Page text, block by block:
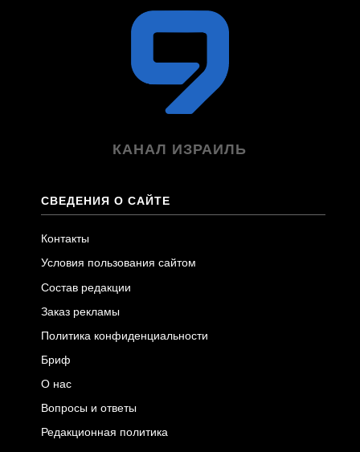
КАНАЛ ИЗРАИЛЬ
СВЕДЕНИЯ О САЙТЕ
Контакты
Условия пользования сайтом
Состав редакции
Заказ рекламы
Политика конфиденциальности
Бриф
О нас
Вопросы и ответы
Редакционная политика